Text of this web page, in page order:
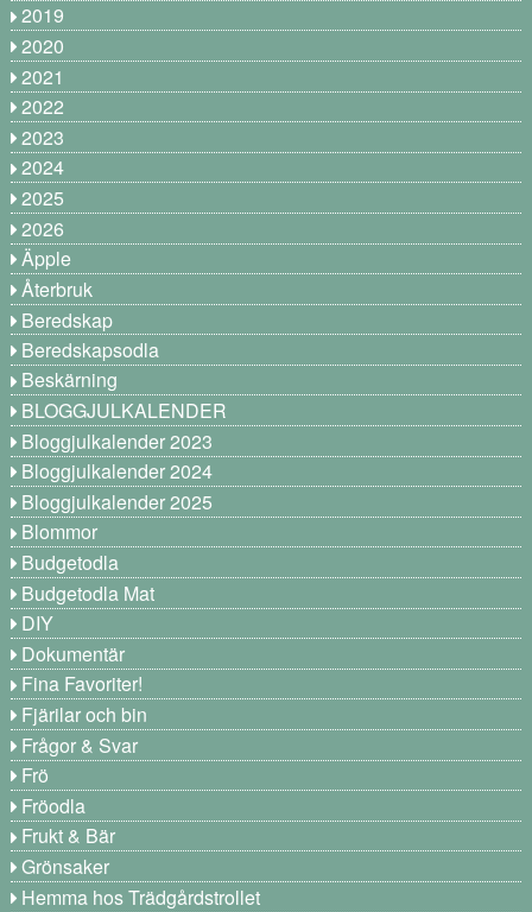
2019
2020
2021
2022
2023
2024
2025
2026
Äpple
Återbruk
Beredskap
Beredskapsodla
Beskärning
BLOGGJULKALENDER
Bloggjulkalender 2023
Bloggjulkalender 2024
Bloggjulkalender 2025
Blommor
Budgetodla
Budgetodla Mat
DIY
Dokumentär
Fina Favoriter!
Fjärilar och bin
Frågor & Svar
Frö
Fröodla
Frukt & Bär
Grönsaker
Hemma hos Trädgårdstrollet